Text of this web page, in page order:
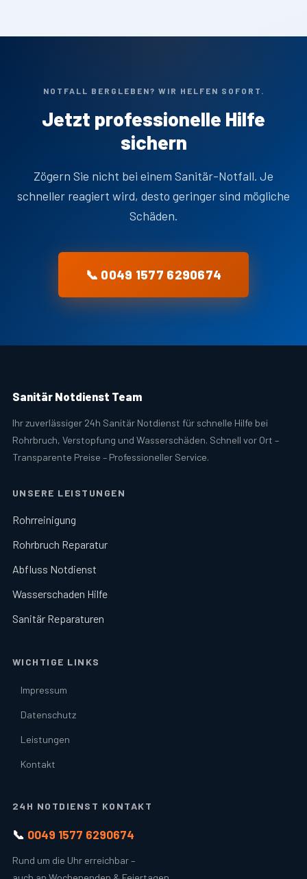
NOTFALL BERGLEBEN? WIR HELFEN SOFORT.
Jetzt professionelle Hilfe
sichern
Zögern Sie nicht bei einem Sanitär-Notfall. Je
schneller reagiert wird, desto geringer sind mögliche
Schäden.
📞 0049 1577 6290674
Sanitär Notdienst Team
Ihr zuverlässiger 24h Sanitär Notdienst für schnelle Hilfe bei
Rohrbruch, Verstopfung und Wasserschäden. Schnell vor Ort –
Transparente Preise – Professioneller Service.
UNSERE LEISTUNGEN
Rohrreinigung
Rohrbruch Reparatur
Abfluss Notdienst
Wasserschaden Hilfe
Sanitär Reparaturen
WICHTIGE LINKS
Impressum
Datenschutz
Leistungen
Kontakt
24H NOTDIENST KONTAKT
📞 0049 1577 6290674
Rund um die Uhr erreichbar –